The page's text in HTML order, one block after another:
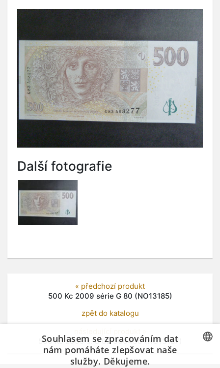
Další fotografie
« předchozí produkt
500 Kc 2009 série G 80 (NO13185)
zpět do katalogu
500 Kc 2009 s. G 02 000490 (NO13187)
Souhlasem se zpracováním dat
nám pomáháte zlepšovat naše
služby. Děkujeme.